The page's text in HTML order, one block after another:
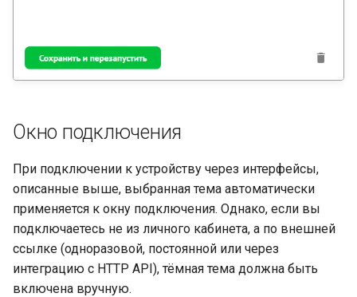
Окно подключения
При подключении к устройству через интерфейсы,
описанные выше, выбранная тема автоматически
применяется к окну подключения. Однако, если вы
подключаетесь не из личного кабинета, а по внешней
ссылке (одноразовой, постоянной или через
интеграцию с HTTP API), тёмная тема должна быть
включена вручную.